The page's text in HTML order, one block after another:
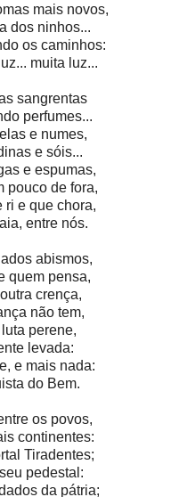
mais novos,
dos ninhos...
os caminhos:
muita luz...
sangrentas
perfumes...
e numes,
e sóis...
e espumas,
pouco de fora,
ri e que chora,
entre nós.
abismos,
quem pensa,
crença,
não tem,
perene,
levada:
e mais nada:
do Bem.
os povos,
continentes:
Tiradentes;
pedestal:
da pátria;